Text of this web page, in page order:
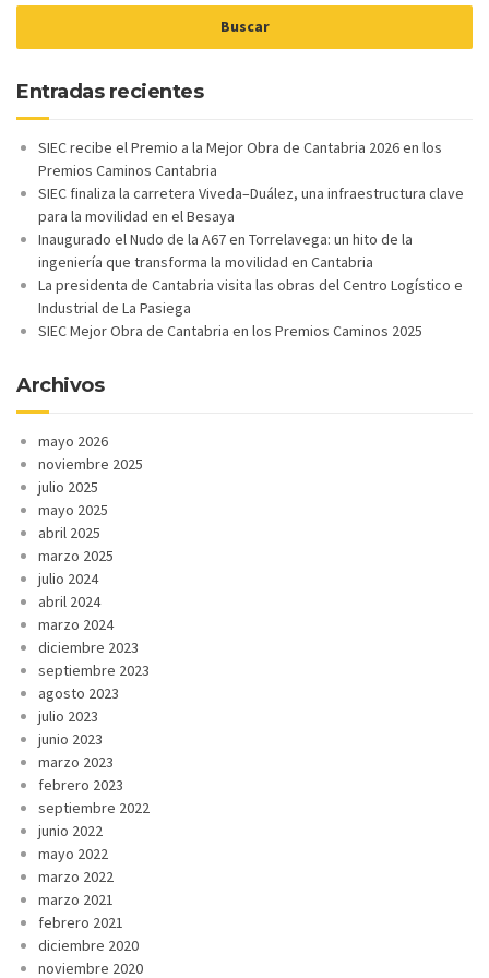
Entradas recientes
SIEC recibe el Premio a la Mejor Obra de Cantabria 2026 en los
Premios Caminos Cantabria
SIEC finaliza la carretera Viveda–Duález, una infraestructura clave
para la movilidad en el Besaya
Inaugurado el Nudo de la A67 en Torrelavega: un hito de la
ingeniería que transforma la movilidad en Cantabria
La presidenta de Cantabria visita las obras del Centro Logístico e
Industrial de La Pasiega
SIEC Mejor Obra de Cantabria en los Premios Caminos 2025
Archivos
mayo 2026
noviembre 2025
julio 2025
mayo 2025
abril 2025
marzo 2025
julio 2024
abril 2024
marzo 2024
diciembre 2023
septiembre 2023
agosto 2023
julio 2023
junio 2023
marzo 2023
febrero 2023
septiembre 2022
junio 2022
mayo 2022
marzo 2022
marzo 2021
febrero 2021
diciembre 2020
noviembre 2020